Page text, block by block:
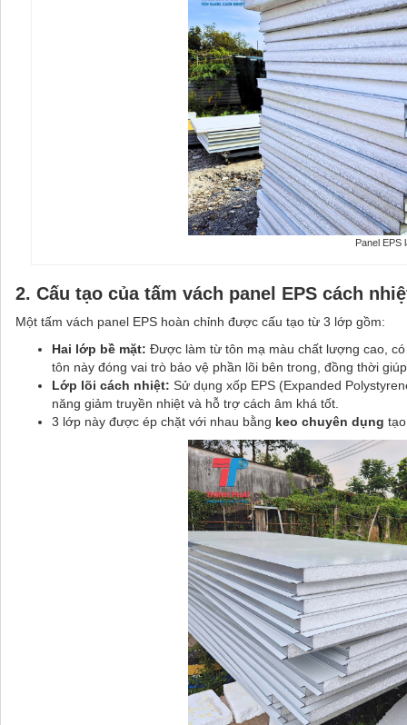
Panel EPS
2. Cấu tạo của tấm vách panel EPS cách
Một tấm vách panel EPS hoàn chỉnh được cấu tạo từ 3 lớp gồm:
Hai lớp bề mặt: Được làm từ tôn mạ màu chất lượng cao,
tôn này đóng vai trò bảo vệ phần lõi bên trong, đồng thời
Lớp lõi cách nhiệt: Sử dụng xốp EPS (Expanded
năng giảm truyền nhiệt và hỗ trợ cách âm khá tốt.
3 lớp này được ép chặt với nhau bằng keo chuyên dụng